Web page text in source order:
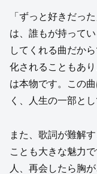
「ずっと好きだっ
は、誰もが持って
してくれる曲だか
化されることもあ
は本物です。この
く、人生の一部と
また、歌詞が難解
ことも大きな魅力
人、再会したら胸